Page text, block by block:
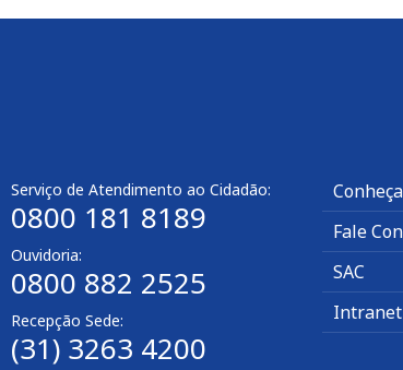
Serviço de Atendimento ao Cidadão:
0800 181 8189
Ouvidoria:
0800 882 2525
Recepção Sede:
(31) 3263 4200
Fale
SAC
Intranet